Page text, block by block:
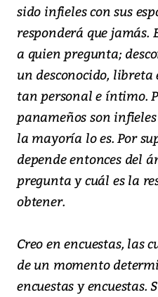
sido infieles con sus
responderá que jamás.
a quien pregunta;
un desconocido,
tan personal e íntimo.
panameños son
la mayoría lo es. Por
depende entonces del
pregunta y cuál es la
obtener.
Creo en encuestas, las
de un momento
encuestas y encuestas.